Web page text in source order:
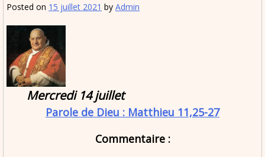
Posted on 15 juillet 2021 by Admin
Mercredi 14 juillet
Parole de Dieu : Matthieu 11,25-27
Commentaire :